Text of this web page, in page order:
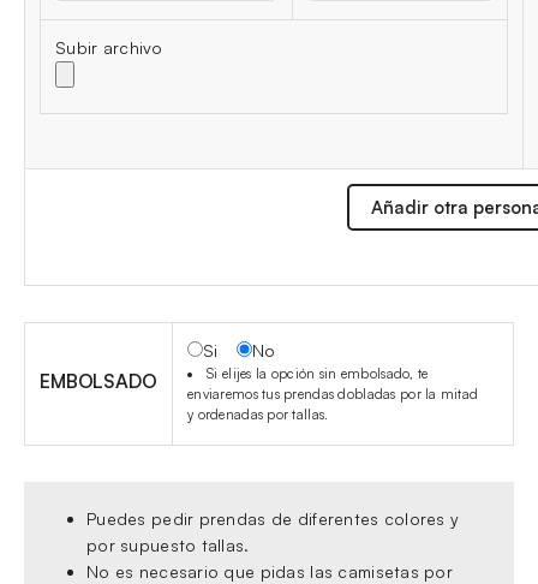
Subir archivo
Añadir otra
EMBOLSADO
Si No
Si elijes la opción sin embolsado, te
enviaremos tus prendas dobladas por la mitad
y ordenadas por tallas.
Puedes pedir prendas de diferentes colores y
por supuesto tallas.
No es necesario que pidas las camisetas por